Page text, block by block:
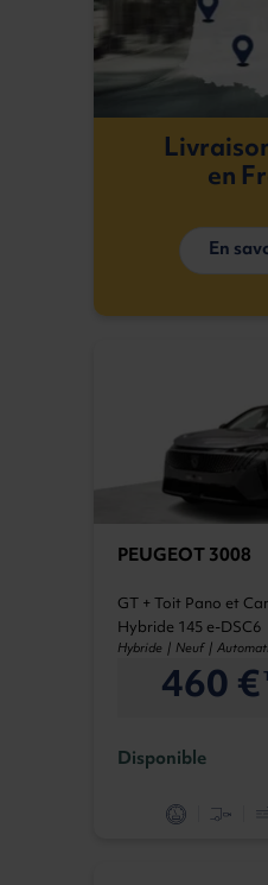
en
En
PEUGEOT 3008
GT + Toit Pano et
Hybride 145 e-DSC6
Hybride | Neuf |
460 €
Disponible